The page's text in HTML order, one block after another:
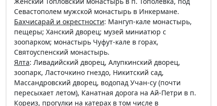
Севастополем мужской монастырь в Инкермане.
Бахчисарай и окрестности: Мангуп-кале монастырь,
пещеры; Ханский дворец; музей миниатюр с
зоопарком; монастырь Чуфут-кале в горах,
Святоуспенский монастырь.
Ялта: Ливадийский дворец, Алупкинский дворец,
зоопарк, Ласточкино гнездо, Никитский сад,
Массандровский дворец, водопад Учан-су (почти
пересыхает летом), Канатная дорога на Ай-Петри в п.
Кореиз, прогулки на катерах в том числе в